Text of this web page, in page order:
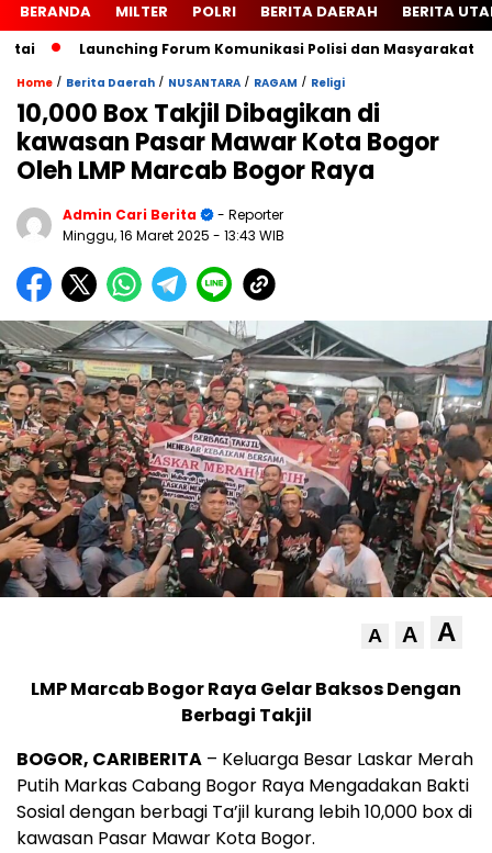
BERANDA MILTER POLRI BERITA DAERAH BERITA
Launching Forum Komunikasi Polisi dan Masyarakat
Home / Berita Daerah / NUSANTARA / RAGAM / Religi
10,000 Box Takjil Dibagikan di
kawasan Pasar Mawar Kota Bogor
Oleh LMP Marcab Bogor Raya
Admin Cari Berita
- Reporter
Minggu, 16 Maret 2025 - 13:43 WIB
A A A
LMP Marcab Bogor Raya Gelar Baksos Dengan
Berbagi Takjil
BOGOR, CARIBERITA – Keluarga Besar Laskar Merah
Putih Markas Cabang Bogor Raya Mengadakan Bakti
Sosial dengan berbagi Ta’jil kurang lebih 10,000 box di
kawasan Pasar Mawar Kota Bogor.